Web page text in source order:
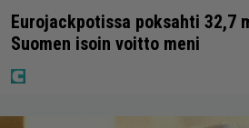
Eurojackpotissa poksahti 32,7
Suomen isoin voitto meni